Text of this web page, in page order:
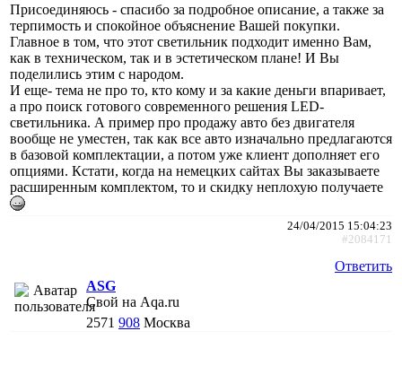
Присоединяюсь - спасибо за подробное описание, а также за
терпимость и спокойное объяснение Вашей покупки.
Главное в том, что этот светильник подходит именно Вам,
как в техническом, так и в эстетическом плане! И Вы
поделились этим с народом.
И еще- тема не про то, кто кому и за какие деньги впаривает,
а про поиск готового современного решения LED-
светильника. А пример про продажу авто без двигателя
вообще не уместен, так как все авто изначально предлагаются
в базовой комплектации, а потом уже клиент дополняет его
опциями. Кстати, когда на немецких сайтах Вы заказываете
расширенным комплектом, то и скидку неплохую получаете
24/04/2015 15:04:23
#2084171
Ответить
АSG
Свой на Aqa.ru
2571 908 Москва